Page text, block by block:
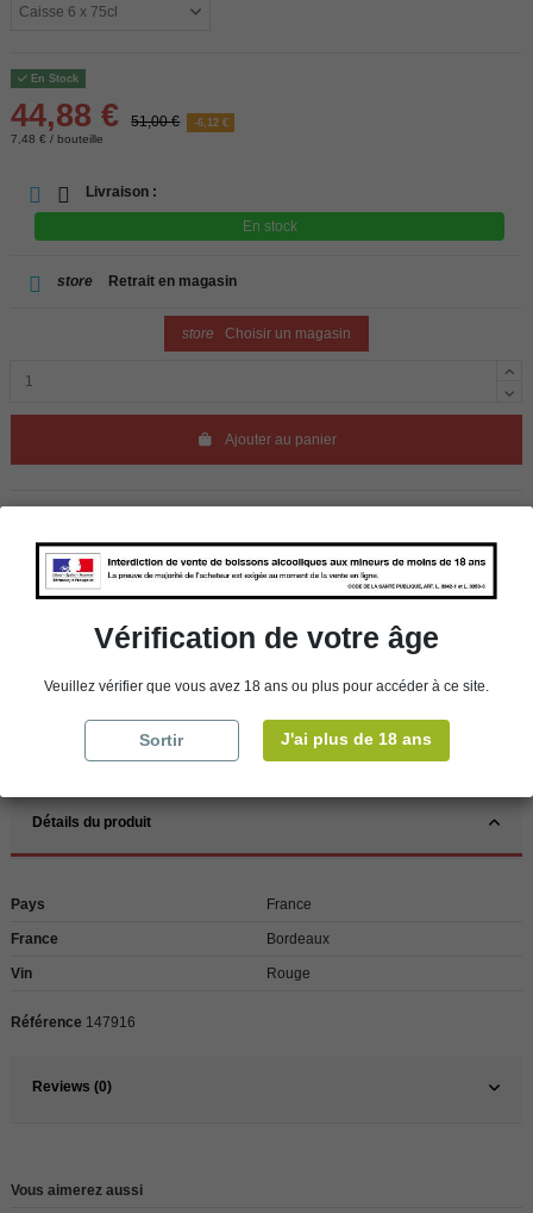
En Stock
44,88 € 51,00 € -6,12 €
7,48 € / bouteille
Livraison :
En stock
store Retrait en magasin
store Choisir un magasin
Ajouter au panier
store WBS Cherbourg En stock
store WBS Roscoff En stock
clients de l’étranger, retrait sur place dans nos magasins de ROSCOFF ou
Détails du produit
Pays France
France Bordeaux
Vin Rouge
Référence 147916
Reviews (0)
Vous aimerez aussi
Vérification de votre âge
Veuillez vérifier que vous avez 18 ans ou plus pour accéder à ce site.
Sortir J'ai plus de 18 ans